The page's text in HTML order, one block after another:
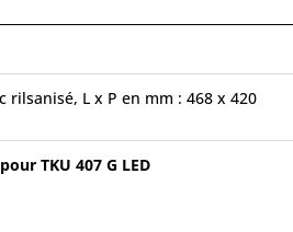
rilsanisé, L x P en mm : 468 x 420
TKU 407 G LED